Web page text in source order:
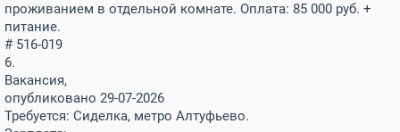
проживанием в отдельной комнате. Оплата: 85 000 руб. +
питание.
# 516-019
6.
Вакансия,
опубликовано 29-07-2026
Требуется: Сиделка, метро Алтуфьево.